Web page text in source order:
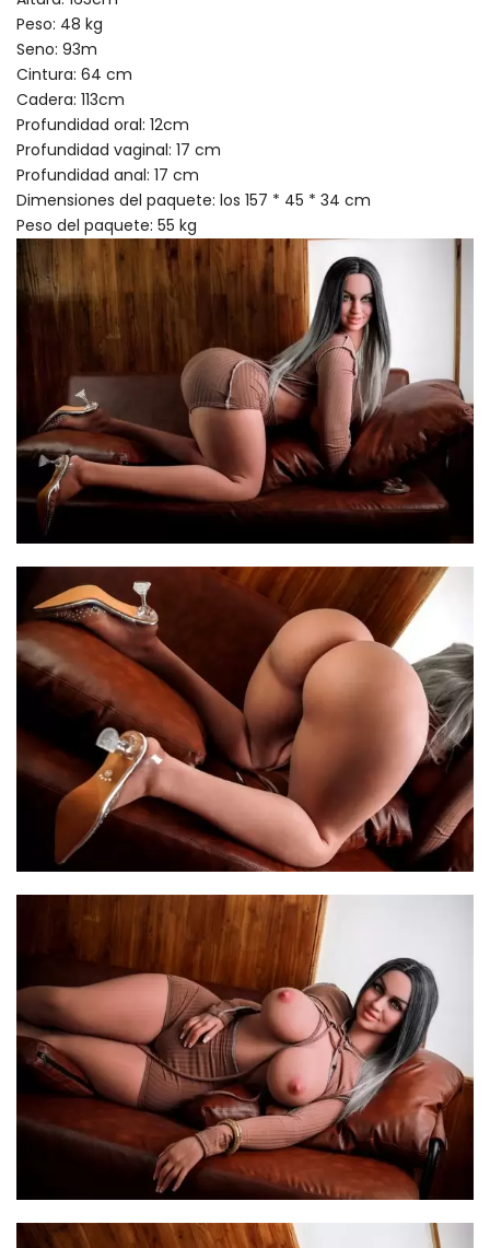
Peso: 48 kg
Seno: 93m
Cintura: 64 cm
Cadera: 113cm
Profundidad oral: 12cm
Profundidad vaginal: 17 cm
Profundidad anal: 17 cm
Dimensiones del paquete: los 157 * 45 * 34 cm
Peso del paquete: 55 kg